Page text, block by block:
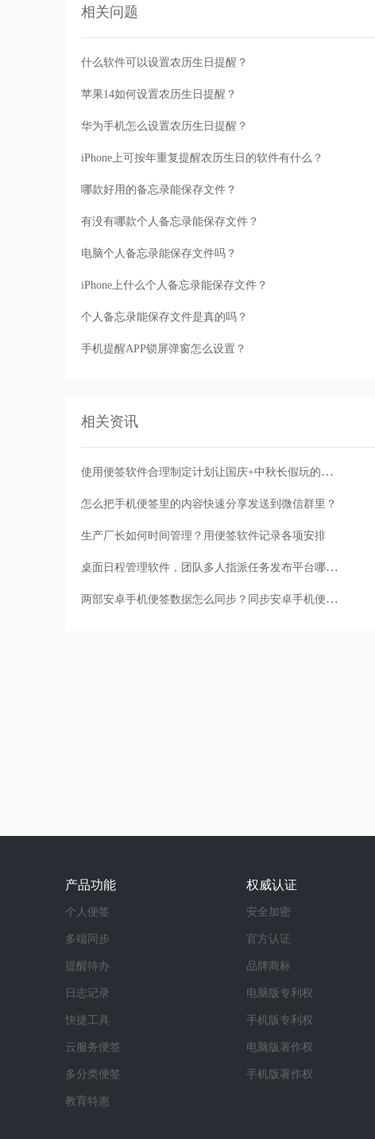
相关问题
什么软件可以设置农历生日提醒？
苹果14如何设置农历生日提醒？
华为手机怎么设置农历生日提醒？
iPhone上可按年重复提醒农历生日的软件有什么？
哪款好用的备忘录能保存文件？
有没有哪款个人备忘录能保存文件？
电脑个人备忘录能保存文件吗？
iPhone上什么个人备忘录能保存文件？
个人备忘录能保存文件是真的吗？
手机提醒APP锁屏弹窗怎么设置？
相关资讯
使用便签软件合理制定计划让国庆+中秋长假玩的更嗨！
怎么把手机便签里的内容快速分享发送到微信群里？
生产厂长如何时间管理？用便签软件记录各项安排
桌面日程管理软件，团队多人指派任务发布平台哪个好用
两部安卓手机便签数据怎么同步？同步安卓手机便签数据怎么做
产品功能
个人便签
多端同步
提醒待办
日志记录
快捷工具
云服务便签
多分类便签
教育特惠
权威认证
安全加密
官方认证
品牌商标
电脑版专利权
手机版专利权
电脑版著作权
手机版著作权